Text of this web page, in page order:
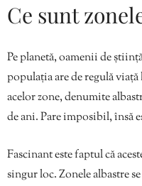
Ce sunt
Pe planetă, oamenii de
populația are de regulă
acelor zone, denumite
de ani. Pare imposibil, însă
Fascinant este faptul că
singur loc. Zonele albastre